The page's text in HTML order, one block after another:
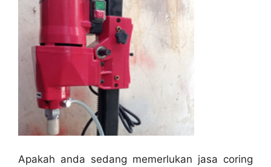
Apakah anda sedang memerlukan jasa coring